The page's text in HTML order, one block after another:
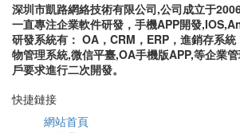
深圳市凱路網絡技術有限公司,公司成立于
一直專注企業軟件研發，手機APP開發
研發系統有： OA，CRM，ERP，進銷存系
物管理系統,微信平臺,OA手機版APP,等企業
戶要求進行二次開發。
快捷鏈接
網站首頁